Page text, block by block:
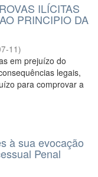
ILÍCITAS
PRINCIPIO DA
11)
em prejuízo do
legais,
para comprovar a
à sua evocação
Penal